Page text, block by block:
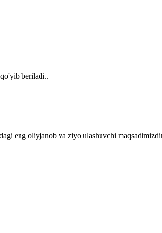
beriladi..
eng oliyjanob va ziyo ulashuvchi